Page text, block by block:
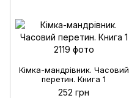
Кімка-мандрівник. Часовий
перетин. Книга 1
252 грн